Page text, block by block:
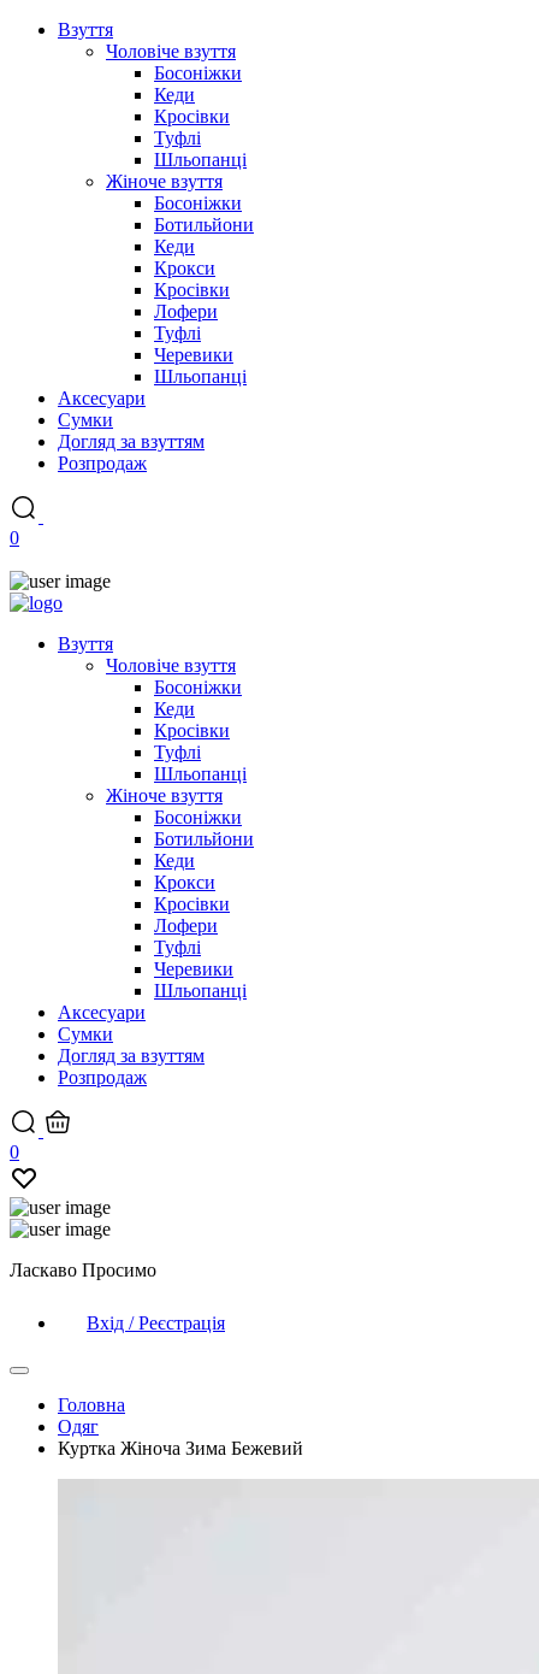
Взуття
Чоловіче взуття
Босоніжки
Кеди
Кросівки
Туфлі
Шльопанці
Жіноче взуття
Босоніжки
Ботильйони
Кеди
Крокси
Кросівки
Лофери
Туфлі
Черевики
Шльопанці
Аксесуари
Сумки
Догляд за взуттям
Розпродаж
0
Взуття
Чоловіче взуття
Босоніжки
Кеди
Кросівки
Туфлі
Шльопанці
Жіноче взуття
Босоніжки
Ботильйони
Кеди
Крокси
Кросівки
Лофери
Туфлі
Черевики
Шльопанці
Аксесуари
Сумки
Догляд за взуттям
Розпродаж
0
Ласкаво Просимо
Вхід / Реєстрація
Головна
Одяг
Куртка Жіноча Зима Бежевий